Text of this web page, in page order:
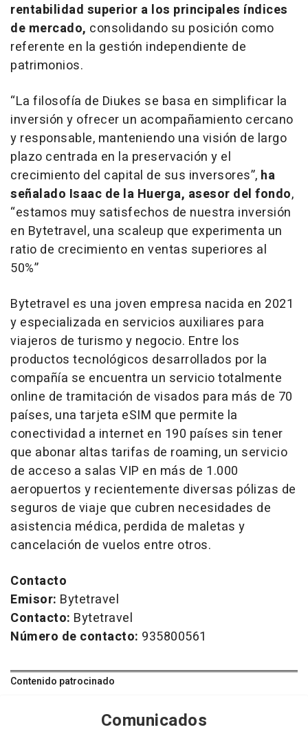
rentabilidad superior a los principales índices
de mercado, consolidando su posición como
referente en la gestión independiente de
patrimonios.
“La filosofía de Diukes se basa en simplificar la
inversión y ofrecer un acompañamiento cercano
y responsable, manteniendo una visión de largo
plazo centrada en la preservación y el
crecimiento del capital de sus inversores”, ha
señalado Isaac de la Huerga, asesor del fondo,
“estamos muy satisfechos de nuestra inversión
en Bytetravel, una scaleup que experimenta un
ratio de crecimiento en ventas superiores al
50%”
Bytetravel es una joven empresa nacida en 2021
y especializada en servicios auxiliares para
viajeros de turismo y negocio. Entre los
productos tecnológicos desarrollados por la
compañía se encuentra un servicio totalmente
online de tramitación de visados para más de 70
países, una tarjeta eSIM que permite la
conectividad a internet en 190 países sin tener
que abonar altas tarifas de roaming, un servicio
de acceso a salas VIP en más de 1.000
aeropuertos y recientemente diversas pólizas de
seguros de viaje que cubren necesidades de
asistencia médica, perdida de maletas y
cancelación de vuelos entre otros.
Contacto
Emisor: Bytetravel
Contacto: Bytetravel
Número de contacto: 935800561
Contenido patrocinado
Comunicados